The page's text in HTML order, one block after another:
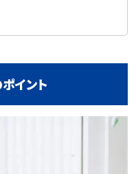
イント